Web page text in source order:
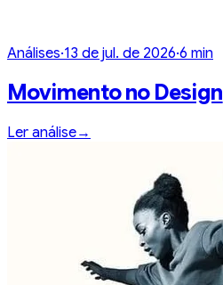
Análises·13 de jul. de 2026·6 min
Movimento no Design
Ler análise→